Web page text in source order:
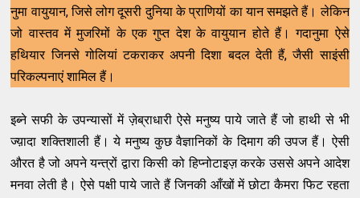
नुमा वायुयान, जिसे लोग दूसरी दुनिया के प्राणियों का यान समझते हैं। लेकिन
जो वास्तव में मुजरिमों के एक गुप्त देश के वायुयान होते हैं। गदानुमा ऐसे
हथियार जिनसे गोलियां टकराकर अपनी दिशा बदल देती हैं, जैसी साइंसी
परिकल्पनाएं शामिल हैं।
इब्ने सफी के उपन्यासों में ज़ेब्राधारी ऐसे मनुष्य पाये जाते हैं जो हाथी से भी
ज्य़ादा शक्तिशाली हैं। ये मनुष्य कुछ वैज्ञानिकों के दिमाग की उपज हैं। ऐसी
औरत है जो अपने यन्त्रों द्वारा किसी को हिप्नोटाइज़ करके उससे अपने आदेश
मनवा लेती है। ऐसे पक्षी पाये जाते हैं जिनकी आँखों में छोटा कैमरा फिट रहता